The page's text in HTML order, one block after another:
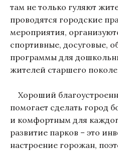
там не только гуляют
проводятся городские
мероприятия,
спортивные, досуговые,
программы для
жителей старшего
Хороший
помогает сделать город
и комфортным для
развитие парков – это
настроение горожан,